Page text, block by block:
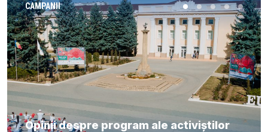
CAMPANII
Opinii despre program ale activiștilor